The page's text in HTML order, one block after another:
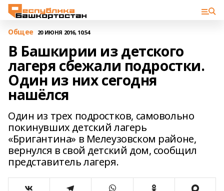
Общее 20 ИЮНЯ 2016, 10:54
В Башкирии из детского
лагеря сбежали подростки.
Один из них сегодня
нашёлся
Один из трех подростков, самовольно
покинувших детский лагерь
«Бригантина» в Мелеузовском районе,
вернулся в свой детский дом, сообщил
представитель лагеря.